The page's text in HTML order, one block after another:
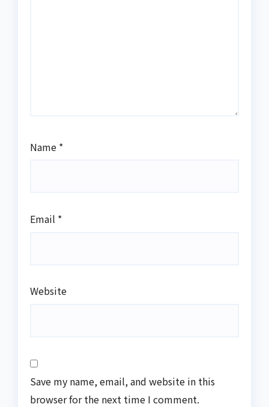
Name *
Email *
Website
Save my name, email, and website in this
browser for the next time I comment.